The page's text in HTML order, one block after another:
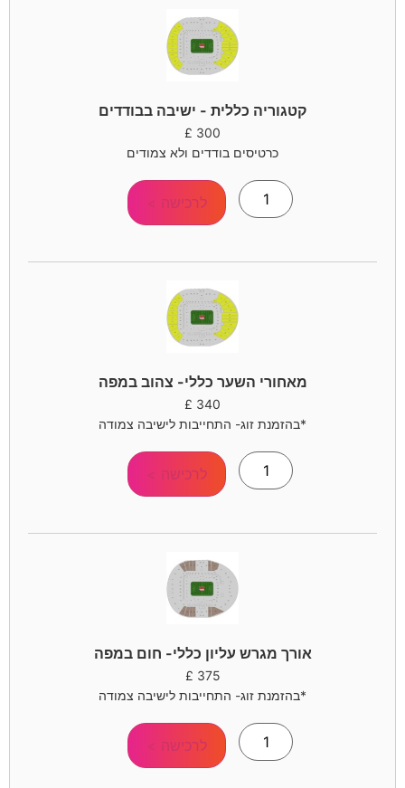
קטגוריה כללית - ישיבה בבודדים
300
£
כרטיסים בודדים ולא צמודים
לרכישה >
מאחורי השער כללי- צהוב במפה
340
£
*בהזמנת זוג- התחייבות לישיבה צמודה
לרכישה >
אורך מגרש עליון כללי- חום במפה
375
£
*בהזמנת זוג- התחייבות לישיבה צמודה
לרכישה >